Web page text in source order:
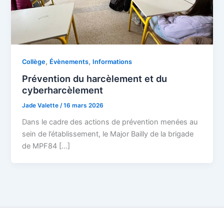
Collège, Évènements, Informations
Prévention du harcèlement et du
cyberharcèlement
Jade Valette/16 mars 2026
Dans le cadre des actions de prévention menées au
sein de l’établissement, le Major Bailly de la brigade
de MPF84 […]